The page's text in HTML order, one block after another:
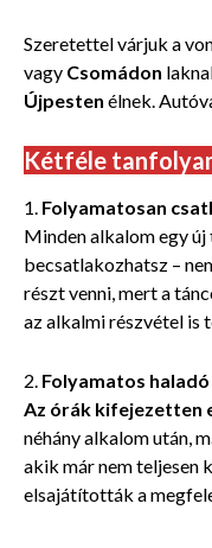
Szeretettel várjuk a
vagy Csomádon
Újpesten élnek.
Kétféle
1. Folyamatosan
Minden alkalom egy
becsatlakozhatsz –
részt venni, mert a
az alkalmi részvétel is
2. Folyamatos
Az órák kifejezetten
néhány alkalom után,
akik már nem teljesen
elsajátították a